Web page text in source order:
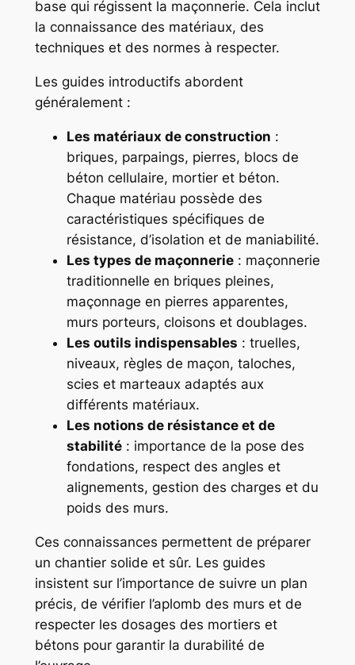
base qui régissent la maçonnerie. Cela inclut
la connaissance des matériaux, des
techniques et des normes à respecter.
Les guides introductifs abordent
généralement :
Les matériaux de construction :
briques, parpaings, pierres, blocs de
béton cellulaire, mortier et béton.
Chaque matériau possède des
caractéristiques spécifiques de
résistance, d’isolation et de maniabilité.
Les types de maçonnerie: maçonnerie
traditionnelle en briques pleines,
maçonnage en pierres apparentes,
murs porteurs, cloisons et doublages.
Les outils indispensables : truelles,
niveaux, règles de maçon, taloches,
scies et marteaux adaptés aux
différents matériaux.
Les notions de résistance et de
stabilité: importance de la pose des
fondations, respect des angles et
alignements, gestion des charges et du
poids des murs.
Ces connaissances permettent de préparer
un chantier solide et sûr. Les guides
insistent sur l’importance de suivre un plan
précis, de vérifier l’aplomb des murs et de
respecter les dosages des mortiers et
bétons pour garantir la durabilité de